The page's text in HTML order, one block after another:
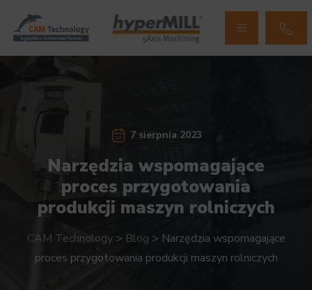
7 sierpnia 2023
Narzędzia wspomagające
proces przygotowania
produkcji maszyn rolniczych
CAM Technology> Blog > Narzędzia wspomagające
proces przygotowania produkcji maszyn rolniczych